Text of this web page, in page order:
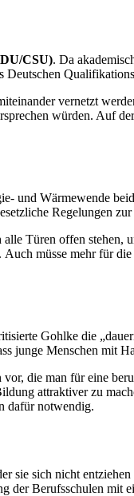
CSU). Da
vernetzt
würden. Auf
und Wärmewende
Regelungen
Türen offen
müsse mehr für
Gohlke die
junge Menschen mit
die man für eine
attraktiver zu
dafür notwendig.
sie sich nicht entziehen
Berufsschulen mit